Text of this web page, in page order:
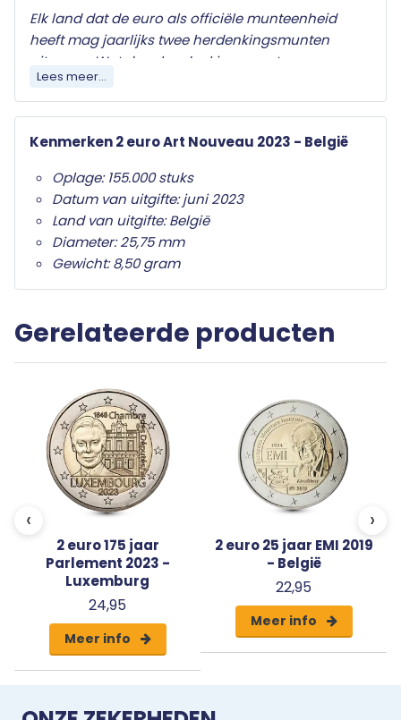
Elk land dat de euro als officiële munteenheid
heeft mag jaarlijks twee herdenkingsmunten
uitgeven. Wat deze herdenkingsmunten
onderscheid van de gewone twee euro munten is
het herdenkingsonderwerp op de nationale zijde.
herdenkingsmunt gebruikt worden. Ze zijn in het
hele eurogebied wettig betaalmiddel; ze kunnen
als gewone euromunten worden gebruikt en
moeten worden geaccepteerd.
Uw 2 euro munt wordt geleverd in beschermende
capsule met een algemeen certificaat van
echtheid.
Lees meer...
Kenmerken 2 euro Art Nouveau 2023 - België
Oplage: 155.000 stuks
Datum van uitgifte: juni 2023
Land van uitgifte: België
Diameter: 25,75 mm
Gewicht: 8,50 gram
Gerelateerde producten
‹
2 euro 175 jaar
Parlement 2023 -
Luxemburg
24,95
Meer info
2 euro 25 jaar EMI 2019
- België
22,95
Meer info
›